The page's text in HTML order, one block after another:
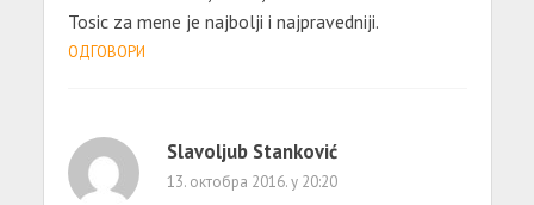
Tosic za mene je najbolji i najpravedniji.
ОДГОВОРИ
Slavoljub Stanković
13. октобра 2016. у 20:20